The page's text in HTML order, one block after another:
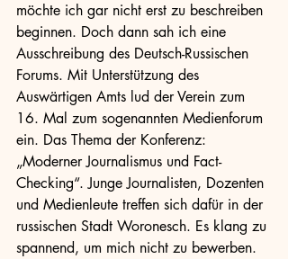
möchte ich gar nicht erst zu beschreiben
beginnen. Doch dann sah ich eine
Ausschreibung des Deutsch-Russischen
Forums. Mit Unterstützung des
Auswärtigen Amts lud der Verein zum
16. Mal zum sogenannten Medienforum
ein. Das Thema der Konferenz:
„Moderner Journalismus und Fact-
Checking“. Junge Journalisten, Dozenten
und Medienleute treffen sich dafür in der
russischen Stadt Woronesch. Es klang zu
spannend, um mich nicht zu bewerben.